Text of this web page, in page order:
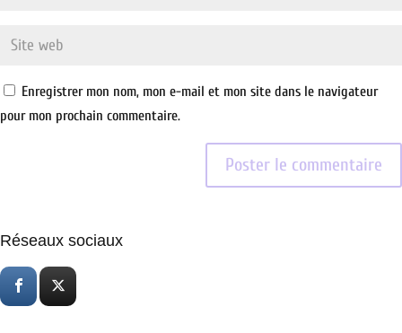
Enregistrer mon nom, mon e-mail et mon site dans le navigateur
pour mon prochain commentaire.
Réseaux sociaux